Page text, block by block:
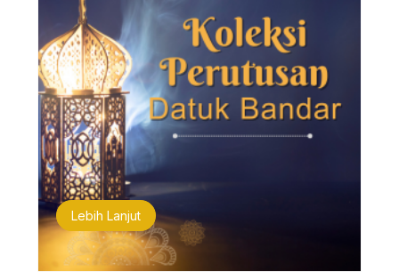
Lebih Lanjut